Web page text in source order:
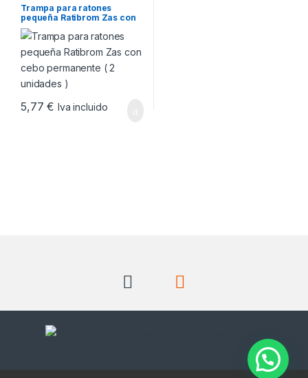
Trampa para ratones
pequeña Ratibrom Zas con
cebo permanente ( 2
unidades )
5,77€ Iva incluido